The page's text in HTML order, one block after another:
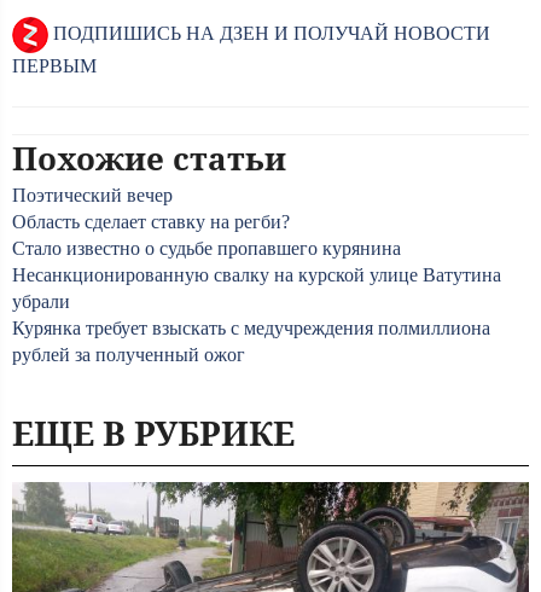
ПОДПИШИСЬ НА ДЗЕН И ПОЛУЧАЙ НОВОСТИ
ПЕРВЫМ
Похожие статьи
Поэтический вечер
Область сделает ставку на регби?
Стало известно о судьбе пропавшего курянина
Несанкционированную свалку на курской улице Ватутина
убрали
Курянка требует взыскать с медучреждения полмиллиона
рублей за полученный ожог
ЕЩЕ В РУБРИКЕ